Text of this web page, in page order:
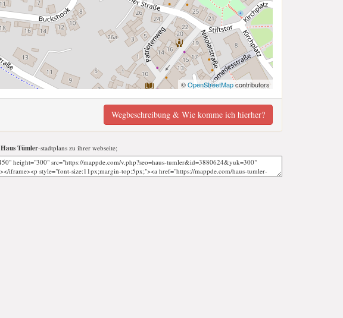
©OpenStreetMapcontributors
Wegbeschreibung & Wie komme ich hierher?
Haus Tümler-stadtplans zu ihrer webseite;